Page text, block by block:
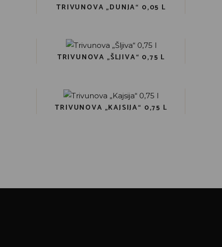
TRIVUNOVA „DUNJA“ 0,05 L
TRIVUNOVA „ŠLJIVA“ 0,75 L
TRIVUNOVA „KAJSIJA“ 0,75 L